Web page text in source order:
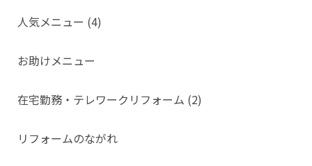
人気メニュー (4)
お助けメニュー
在宅勤務・テレワークリフォーム (2)
リフォームのながれ